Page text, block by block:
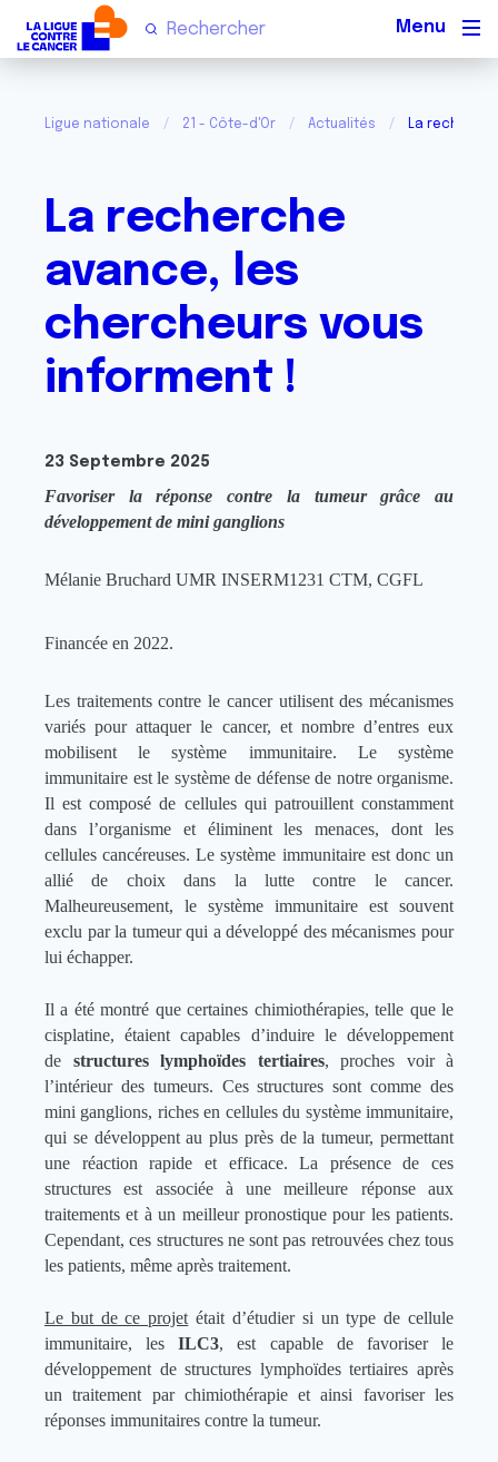
Ligue nationale 21 - Côte-d'Or Actualités La
La recherche
avance, les
chercheurs vous
informent !
23 Septembre 2025
Favoriser la réponse contre la tumeur grâce au
développement de mini ganglions
Mélanie Bruchard UMR INSERM1231 CTM, CGFL
Financée en 2022.
Les traitements contre le cancer utilisent des mécanismes
variés pour attaquer le cancer, et nombre d’entres eux
mobilisent le système immunitaire. Le système
immunitaire est le système de défense de notre organisme.
Il est composé de cellules qui patrouillent constamment
dans l’organisme et éliminent les menaces, dont les
cellules cancéreuses. Le système immunitaire est donc un
allié de choix dans la lutte contre le cancer.
Malheureusement, le système immunitaire est souvent
exclu par la tumeur qui a développé des mécanismes pour
lui échapper.
Il a été montré que certaines chimiothérapies, telle que le
cisplatine, étaient capables d’induire le développement
de structures lymphoïdes tertiaires, proches voir à
l’intérieur des tumeurs. Ces structures sont comme des
mini ganglions, riches en cellules du système immunitaire,
qui se développent au plus près de la tumeur, permettant
une réaction rapide et efficace. La présence de ces
structures est associée à une meilleure réponse aux
traitements et à un meilleur pronostique pour les patients.
Cependant, ces structures ne sont pas retrouvées chez tous
les patients, même après traitement.
Le but de ce projet était d’étudier si un type de cellule
immunitaire, lesILC3, est capable de favoriser le
développement de structures lymphoïdes tertiaires après
un traitement par chimiothérapie et ainsi favoriser les
réponses immunitaires contre la tumeur.